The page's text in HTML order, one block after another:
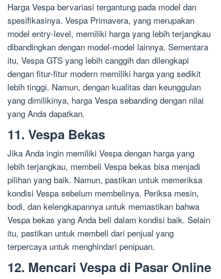
Harga Vespa bervariasi tergantung pada model dan
spesifikasinya. Vespa Primavera, yang merupakan
model entry-level, memiliki harga yang lebih terjangkau
dibandingkan dengan model-model lainnya. Sementara
itu, Vespa GTS yang lebih canggih dan dilengkapi
dengan fitur-fitur modern memiliki harga yang sedikit
lebih tinggi. Namun, dengan kualitas dan keunggulan
yang dimilikinya, harga Vespa sebanding dengan nilai
yang Anda dapatkan.
11. Vespa Bekas
Jika Anda ingin memiliki Vespa dengan harga yang
lebih terjangkau, membeli Vespa bekas bisa menjadi
pilihan yang baik. Namun, pastikan untuk memeriksa
kondisi Vespa sebelum membelinya. Periksa mesin,
bodi, dan kelengkapannya untuk memastikan bahwa
Vespa bekas yang Anda beli dalam kondisi baik. Selain
itu, pastikan untuk membeli dari penjual yang
terpercaya untuk menghindari penipuan.
12. Mencari Vespa di Pasar Online